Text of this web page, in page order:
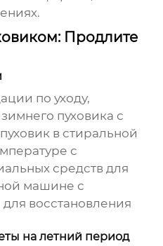
Продлите
по уходу,
зимнего пуховика с
в стиральной
с
средств для
машине с
восстановления
на летний период